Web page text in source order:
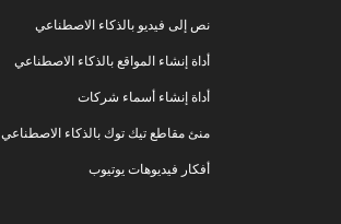
نص إلى فيديو بالذكاء الاصطناعي
أداة إنشاء المواقع بالذكاء الاصطناعي
أداة إنشاء أسماء شركات
منئ مقاطع تيك توك بالذكاء الاصطناعي
أفكار فيديوهات يوتيوب